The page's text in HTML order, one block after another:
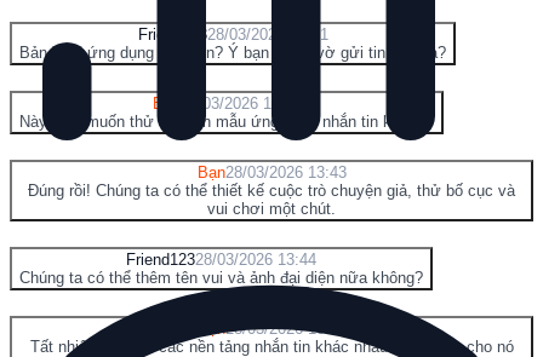
Friend12328/03/2026 13:41
Bản mẫu ứng dụng nhắn tin? Ý bạn là giả vờ gửi tin nhắn à?
Bạn
28/03/2026 13:42
Này, bạn muốn thử tạo bản mẫu ứng dụng nhắn tin không?
Bạn28/03/2026 13:43
Đúng rồi! Chúng ta có thể thiết kế cuộc trò chuyện giả, thử bố cục và
vui chơi một chút.
Friend12328/03/2026 13:44
Chúng ta có thể thêm tên vui và ảnh đại diện nữa không?
Bạn28/03/2026 13:45
Tất nhiên! Và thử các nền tảng nhắn tin khác nhau—như làm cho nó